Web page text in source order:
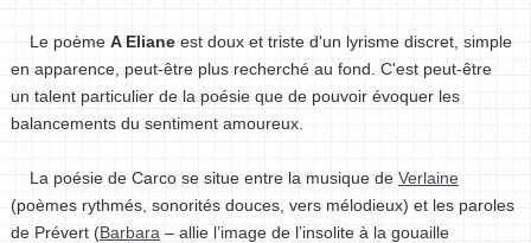
Le poème A Eliane est doux et triste d'un lyrisme discret, simple
en apparence, peut-être plus recherché au fond. C'est peut-être
un talent particulier de la poésie que de pouvoir évoquer les
balancements du sentiment amoureux.
La poésie de Carco se situe entre la musique de Verlaine
(poèmes rythmés, sonorités douces, vers mélodieux) et les paroles
de Prévert (Barbara – allie l’image de l’insolite à la gouaille